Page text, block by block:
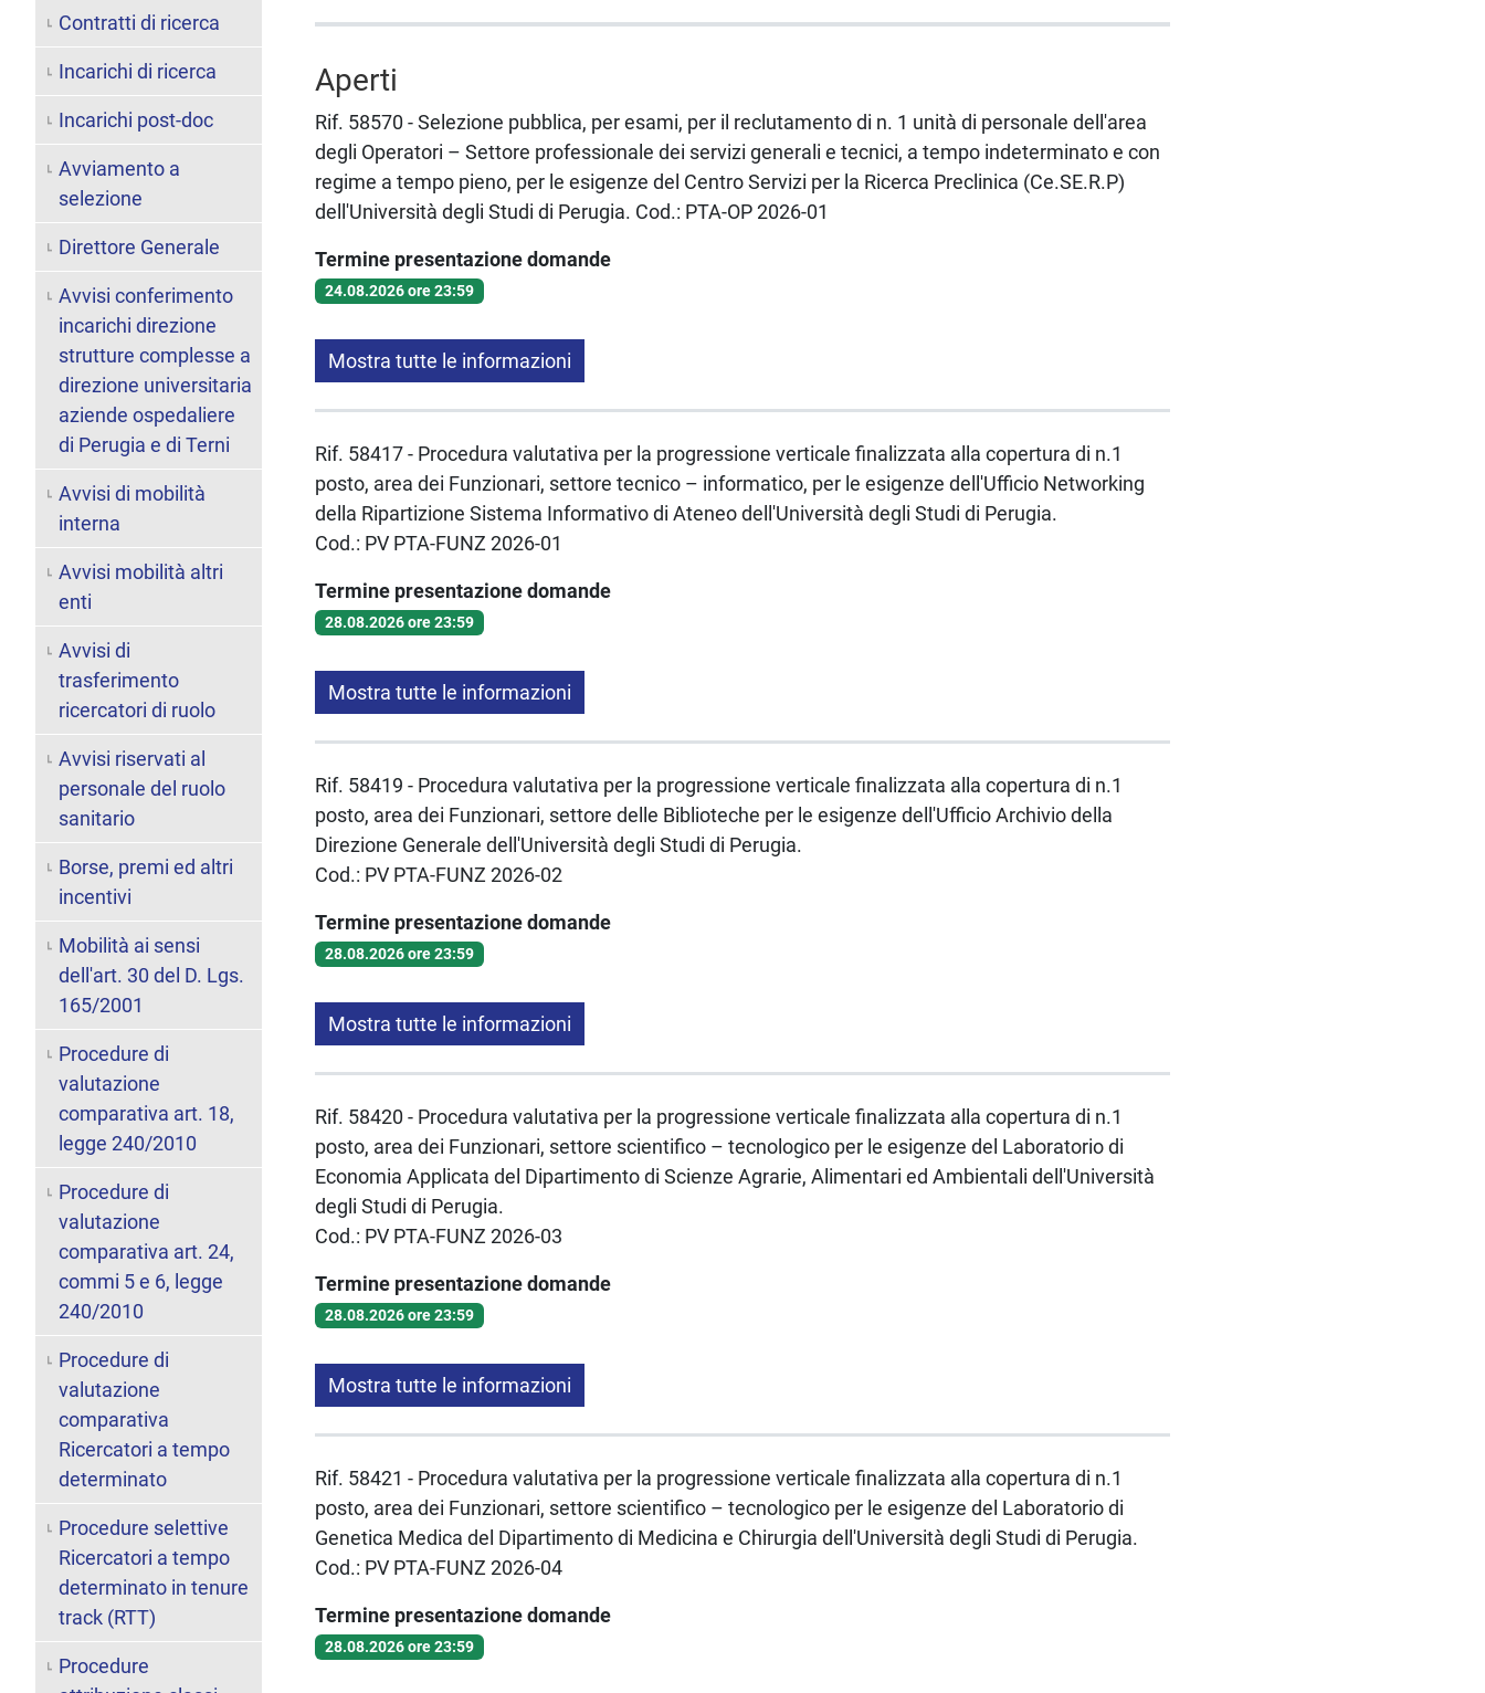
Aperti
Rif. 58570 - Selezione pubblica, per esami, per il reclutamento di n. 1 unità di personale dell'area
degli Operatori – Settore professionale dei servizi generali e tecnici, a tempo indeterminato e con
regime a tempo pieno, per le esigenze del Centro Servizi per la Ricerca Preclinica (Ce.SE.R.P)
dell'Università degli Studi di Perugia. Cod.: PTA-OP 2026-01
Termine presentazione domande
24.08.2026 ore 23:59
Mostra tutte le informazioni
Rif. 58417 - Procedura valutativa per la progressione verticale finalizzata alla copertura di n.1
posto, area dei Funzionari, settore tecnico – informatico, per le esigenze dell'Ufficio Networking
della Ripartizione Sistema Informativo di Ateneo dell'Università degli Studi di Perugia.
Cod.: PV PTA-FUNZ 2026-01
Termine presentazione domande
28.08.2026 ore 23:59
Mostra tutte le informazioni
Rif. 58419 - Procedura valutativa per la progressione verticale finalizzata alla copertura di n.1
posto, area dei Funzionari, settore delle Biblioteche per le esigenze dell'Ufficio Archivio della
Direzione Generale dell'Università degli Studi di Perugia.
Cod.: PV PTA-FUNZ 2026-02
Termine presentazione domande
28.08.2026 ore 23:59
Mostra tutte le informazioni
Rif. 58420 - Procedura valutativa per la progressione verticale finalizzata alla copertura di n.1
posto, area dei Funzionari, settore scientifico – tecnologico per le esigenze del Laboratorio di
Economia Applicata del Dipartimento di Scienze Agrarie, Alimentari ed Ambientali dell'Università
degli Studi di Perugia.
Cod.: PV PTA-FUNZ 2026-03
Termine presentazione domande
28.08.2026 ore 23:59
Mostra tutte le informazioni
Rif. 58421 - Procedura valutativa per la progressione verticale finalizzata alla copertura di n.1
posto, area dei Funzionari, settore scientifico – tecnologico per le esigenze del Laboratorio di
Genetica Medica del Dipartimento di Medicina e Chirurgia dell'Università degli Studi di Perugia.
Cod.: PV PTA-FUNZ 2026-04
Termine presentazione domande
28.08.2026 ore 23:59
Contratti di ricerca
Incarichi di ricerca
Incarichi post-doc
Avviamento a
selezione
Direttore Generale
Avvisi conferimento
incarichi direzione
strutture complesse a
direzione universitaria
aziende ospedaliere
di Perugia e di Terni
Avvisi di mobilità
interna
Avvisi mobilità altri
enti
Avvisi di
trasferimento
ricercatori di ruolo
Avvisi riservati al
personale del ruolo
sanitario
Borse, premi ed altri
incentivi
Mobilità ai sensi
dell'art. 30 del D. Lgs.
165/2001
Procedure di
valutazione
comparativa art. 18,
legge 240/2010
Procedure di
valutazione
comparativa art. 24,
commi 5 e 6, legge
240/2010
Procedure di
valutazione
comparativa
Ricercatori a tempo
determinato
Procedure selettive
Ricercatori a tempo
determinato in tenure
track (RTT)
Procedure